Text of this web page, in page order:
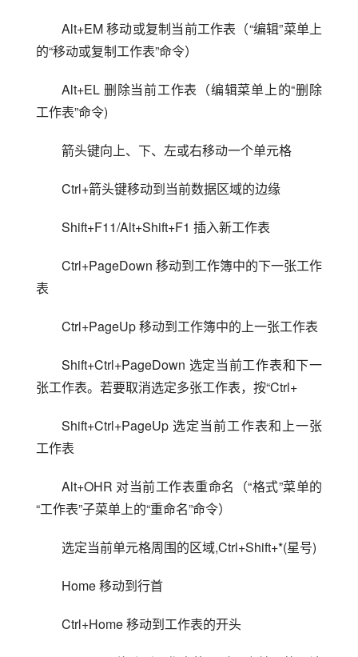
Alt+EM 移动或复制当前工作表（“编辑”菜单上
的“移动或复制工作表”命令）
Alt+EL 删除当前工作表（编辑菜单上的“删除
工作表”命令)
箭头键向上、下、左或右移动一个单元格
Ctrl+箭头键移动到当前数据区域的边缘
Shift+F11/Alt+Shift+F1 插入新工作表
Ctrl+PageDown 移动到工作簿中的下一张工作
表
Ctrl+PageUp 移动到工作簿中的上一张工作表
Shift+Ctrl+PageDown 选定当前工作表和下一
张工作表。若要取消选定多张工作表，按“Ctrl+
Shift+Ctrl+PageUp 选定当前工作表和上一张
工作表
Alt+OHR 对当前工作表重命名（“格式”菜单的
“工作表”子菜单上的“重命名”命令）
选定当前单元格周围的区域,Ctrl+Shift+*(星号)
Home 移动到行首
Ctrl+Home 移动到工作表的开头